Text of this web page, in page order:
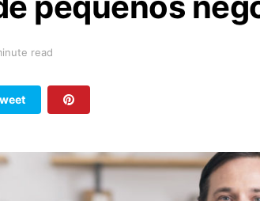
read